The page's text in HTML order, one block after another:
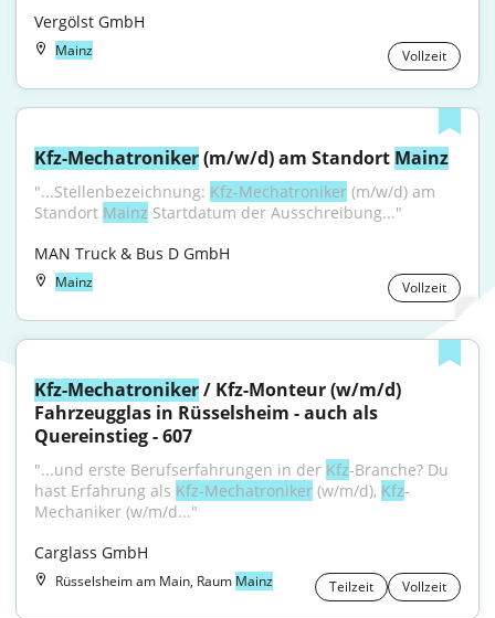
Vergölst GmbH
Mainz Vollzeit
Kfz-Mechatroniker (m/w/d) am Standort Mainz
"...Stellenbezeichnung: Kfz-Mechatroniker (m/w/d) am
Standort Mainz Startdatum der Ausschreibung..."
MAN Truck & Bus D GmbH
Mainz Vollzeit
Kfz-Mechatroniker / Kfz-Monteur (w/m/d)
Fahrzeugglas in Rüsselsheim - auch als
Quereinstieg - 607
"...und erste Berufserfahrungen in der Kfz-Branche? Du
hast Erfahrung als Kfz-Mechatroniker (w/m/d), Kfz-
Mechaniker (w/m/d..."
Carglass GmbH
Rüsselsheim am Main, Raum Mainz Teilzeit Vollzeit